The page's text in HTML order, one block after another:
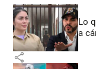
Lo
a
share